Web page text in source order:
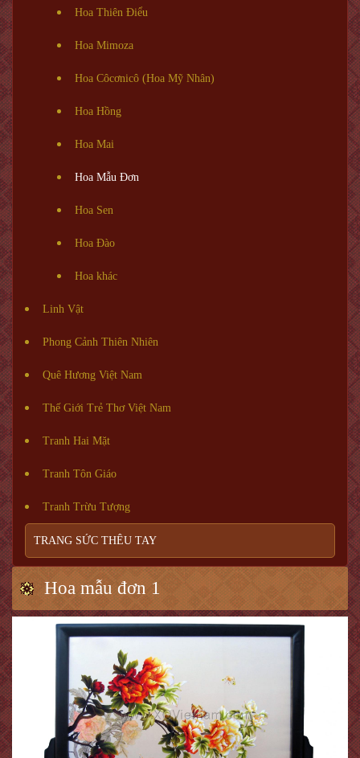
Hoa Thiên Điểu
Hoa Mimoza
Hoa Côcơnicô (Hoa Mỹ Nhân)
Hoa Hồng
Hoa Mai
Hoa Mẫu Đơn
Hoa Sen
Hoa Đào
Hoa khác
Linh Vật
Phong Cảnh Thiên Nhiên
Quê Hương Việt Nam
Thế Giới Trẻ Thơ Việt Nam
Tranh Hai Mặt
Tranh Tôn Giáo
Tranh Trừu Tượng
TRANG SỨC THÊU TAY
Hoa mẫu đơn 1